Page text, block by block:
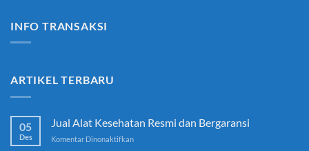
INFO TRANSAKSI
ARTIKEL TERBARU
05
Des
Jual Alat Kesehatan Resmi dan Bergaransi
Komentar Dinonaktifkanpada